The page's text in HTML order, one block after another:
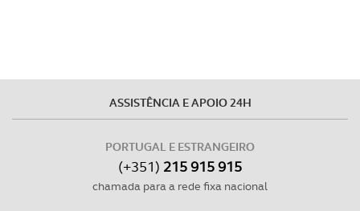
experiência de navegação no Website e nos serviços
Consulte a política de cookies do site.
ASSISTÊNCIA E APOIO 24H
PORTUGAL E ESTRANGEIRO
(+351) 215 915 915
chamada para a rede fixa nacional